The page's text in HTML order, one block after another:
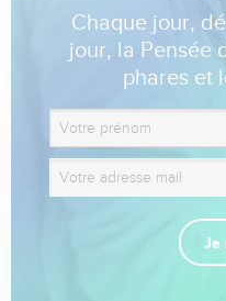
Chaque jour,
jour, la Pensée
phares et
Je